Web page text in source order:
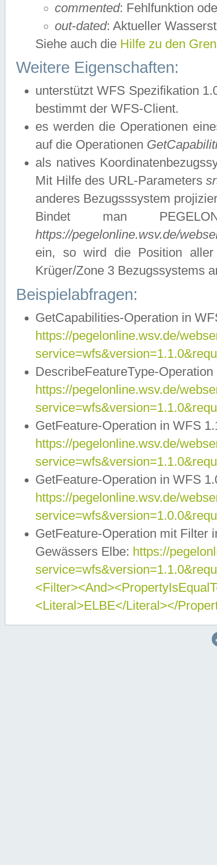
commented: Fehlfunktion
out-dated: Aktueller
Siehe auch die Hilfe zu den
Weitere Eigenschaften:
unterstützt WFS Spezifikation
bestimmt der WFS-Client.
es werden die Operationen
auf die Operationen
als natives
Mit Hilfe des URL-Parameters
anderes Bezugsssystem
Bindet man
https://pegelonline.wsv.de/
ein, so wird die Position
Krüger/Zone 3 Bezugssystems
Beispielabfragen:
GetCapabilities-Operation in
https://pegelonline.wsv.de/
DescribeFeatureType-
https://pegelonline.wsv.de/
GetFeature-Operation in WFS
https://pegelonline.wsv.de/
GetFeature-Operation in WFS
https://pegelonline.wsv.de/
GetFeature-Operation mit Filter
Gewässers Elbe: https://
<Literal>ELBE</Literal></